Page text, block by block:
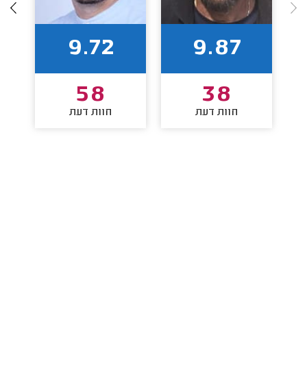
9.87
38
חוות דעת
9.72
58
חוות דעת